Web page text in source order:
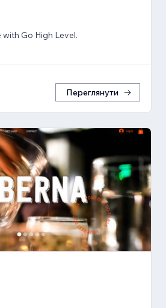
with Go High Level.
Переглянути